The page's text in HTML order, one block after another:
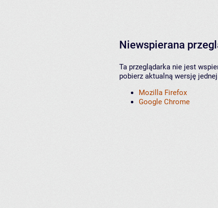
Niewspierana
Ta przeglądarka nie jest
pobierz aktualną wersję
Mozilla Firefox
Google Chrome